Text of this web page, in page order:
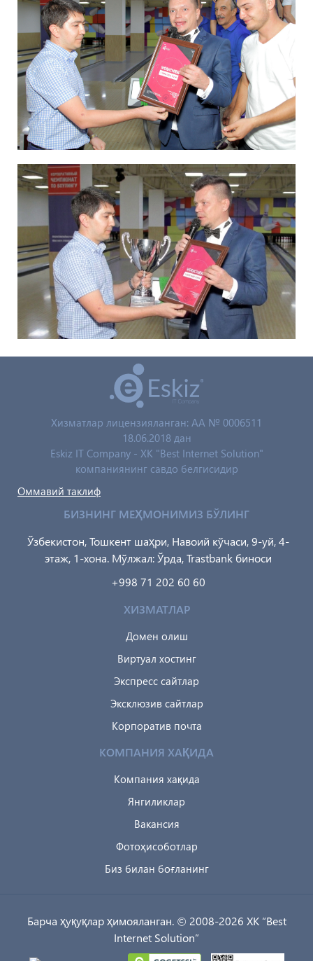
Хизматлар лицензияланган: AA № 0006511
18.06.2018 дан
Eskiz IT Company - XK "Best Internet Solution"
компаниянинг савдо белгисидир
Оммавий таклиф
БИЗНИНГ МЕҲМОНИМИЗ БЎЛИНГ
Ўзбекистон, Тошкент шаҳри, Навоий кўчаси, 9-уй, 4-
этаж, 1-хона. Мўлжал: Ўрда, Trastbank биноси
+998 71 202 60 60
ХИЗМАТЛАР
Домен олиш
Виртуал хостинг
Экспресс сайтлар
Эксклюзив сайтлар
Корпоратив почта
КОМПАНИЯ ХАҚИДА
Компания хақида
Янгиликлар
Вакансия
Фотоҳисоботлар
Биз билан боғланинг
Барча ҳуқуқлар ҳимояланган. © 2008-2026 XK “Best
Internet Solution”